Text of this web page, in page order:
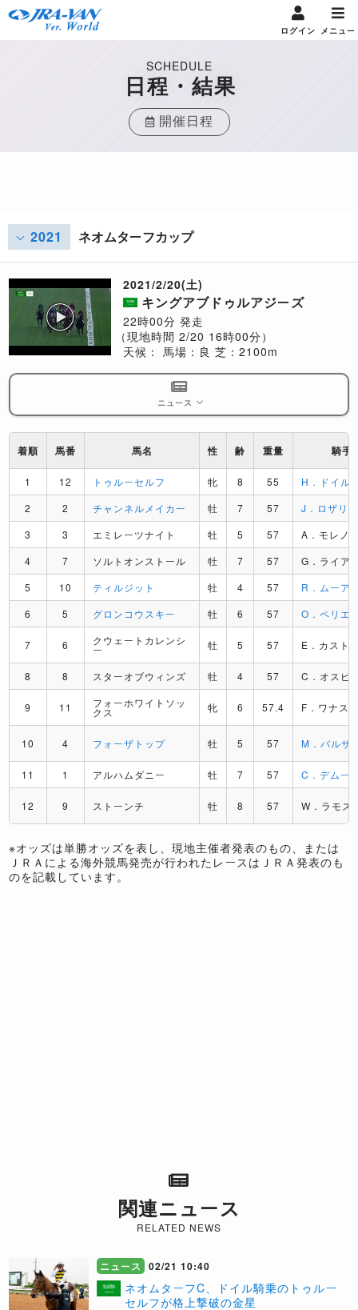
ログイン メニュー
SCHEDULE
日程・結果
開催日程
2021 ネオムターフカップ
2021/2/20(土)
キングアブドゥルアジーズ
22時00分 発走
（現地時間 2/20 16時00分）
天候： 馬場：良 芝：2100m
ニュース
着順 馬番 馬名 性 齢 重量 騎手
1 12 トゥルーセルフ 牝 8 55
H．ドイル
2
2 チャンネルメイカー 牡 7 57
J．ロザリ
3
3 エミレーツナイト 牡 5 57
A．モレノ
4
7 ソルトオンストール 牡 7 57
G．ライア
5
10 ティルジット 牡 4 57
R．ムーア
6
5 グロンコウスキー 牡 6 57 O．ペリエ
7 6 クウェートカレンシ
ー 牡 5 57 E．カスト
8 8 スターオブウィンズ 牡 4 57 C．オスピ
9 11 フォーホワイトソッ
クス 牝 6 57.4 F．ワナス
10 4 フォーザトップ 牡 5 57 M．バルザ
11 1 アルハムダニー 牡 7 57 C．デムー
12 9 ストーンチ 牡 8 57 W．ラモス
※オッズは単勝オッズを表し、現地主催者発表のもの、または
ＪＲＡによる海外競馬発売が行われたレースはＪＲＡ発表のも
のを記載しています。
関連ニュース
RELATED NEWS
ニュース 02/21 10:40
ネオムターフC、ドイル騎乗のトゥルー
セルフが格上撃破の金星